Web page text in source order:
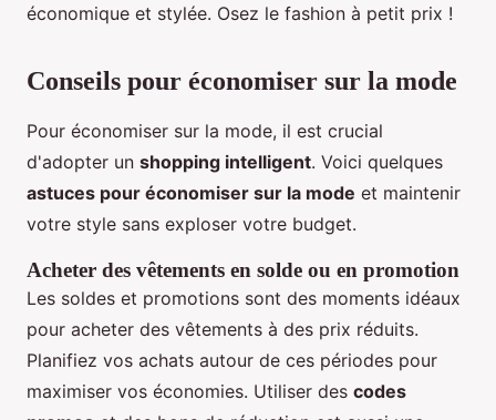
économique et stylée. Osez le fashion à petit prix !
Conseils pour économiser sur la mode
Pour économiser sur la mode, il est crucial
d'adopter un shopping intelligent. Voici quelques
astuces pour économiser sur la mode et maintenir
votre style sans exploser votre budget.
Acheter des vêtements en solde ou en promotion
Les soldes et promotions sont des moments idéaux
pour acheter des vêtements à des prix réduits.
Planifiez vos achats autour de ces périodes pour
maximiser vos économies. Utiliser des codes